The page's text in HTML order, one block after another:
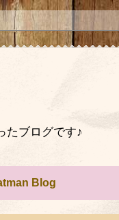
たブログです♪
Blog